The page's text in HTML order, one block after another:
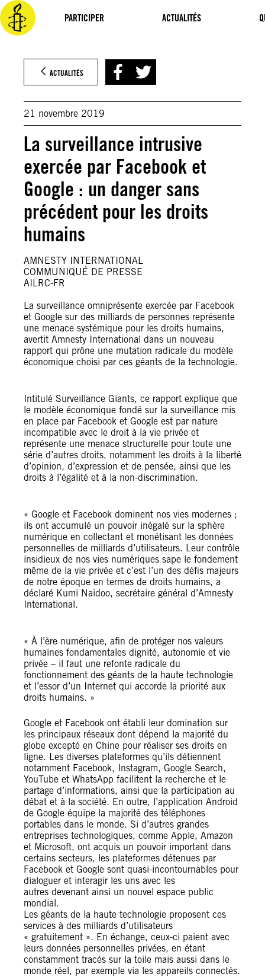
PARTICIPER ACTUALITÉS
Aller
au
contenu
ACTUALITÉS
21 novembre 2019
La surveillance intrusive
exercée par Facebook et
Google : un danger sans
précédent pour les droits
humains
AMNESTY INTERNATIONAL
COMMUNIQUÉ DE PRESSE
AILRC-FR
La surveillance omniprésente exercée par Facebook
et Google sur des milliards de personnes représente
une menace systémique pour les droits humains,
avertit Amnesty International dans un nouveau
rapport qui prône une mutation radicale du modèle
économique choisi par ces géants de la technologie.
Intitulé Surveillance Giants, ce rapport explique que
le modèle économique fondé sur la surveillance mis
en place par Facebook et Google est par nature
incompatible avec le droit à la vie privée et
représente une menace structurelle pour toute une
série d’autres droits, notamment les droits à la liberté
d’opinion, d’expression et de pensée, ainsi que les
droits à l’égalité et à la non-discrimination.
« Google et Facebook dominent nos vies modernes ;
ils ont accumulé un pouvoir inégalé sur la sphère
numérique en collectant et monétisant les données
personnelles de milliards d’utilisateurs. Leur contrôle
insidieux de nos vies numériques sape le fondement
même de la vie privée et c’est l’un des défis majeurs
de notre époque en termes de droits humains, a
déclaré Kumi Naidoo, secrétaire général d’Amnesty
International.
« À l’ère numérique, afin de protéger nos valeurs
humaines fondamentales dignité, autonomie et vie
privée – il faut une refonte radicale du
fonctionnement des géants de la haute technologie
et l’essor d’un Internet qui accorde la priorité aux
droits humains. »
Google et Facebook ont établi leur domination sur
les principaux réseaux dont dépend la majorité du
globe excepté en Chine pour réaliser ses droits en
ligne. Les diverses plateformes qu’ils détiennent
notamment Facebook, Instagram, Google Search,
YouTube et WhatsApp facilitent la recherche et le
partage d’informations, ainsi que la participation au
débat et à la société. En outre, l’application Android
de Google équipe la majorité des téléphones
portables dans le monde. Si d’autres grandes
entreprises technologiques, comme Apple, Amazon
et Microsoft, ont acquis un pouvoir important dans
certains secteurs, les plateformes détenues par
Facebook et Google sont quasi-incontournables pour
dialoguer et interagir les uns avec les
autres devenant ainsi un nouvel espace public
mondial.
Les géants de la haute technologie proposent ces
services à des milliards d’utilisateurs
« gratuitement ». En échange, ceux-ci paient avec
leurs données personnelles privées, en étant
constamment tracés sur la toile mais aussi dans le
monde réel, par exemple via les appareils connectés.